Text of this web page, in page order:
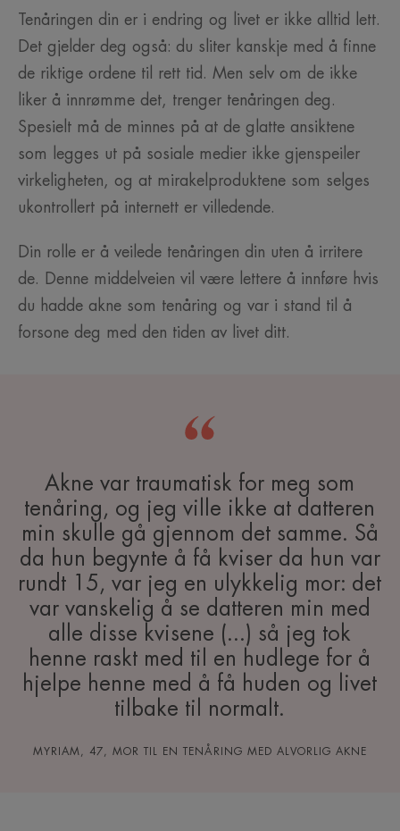
Tenåringen din er i endring og livet er ikke alltid lett.
Det gjelder deg også: du sliter kanskje med å finne
de riktige ordene til rett tid. Men selv om de ikke
liker å innrømme det, trenger tenåringen deg.
Spesielt må de minnes på at de glatte ansiktene
som legges ut på sosiale medier ikke gjenspeiler
virkeligheten, og at mirakelproduktene som selges
ukontrollert på internett er villedende.
Din rolle er å veilede tenåringen din uten å irritere
de. Denne middelveien vil være lettere å innføre hvis
du hadde akne som tenåring og var i stand til å
forsone deg med den tiden av livet ditt.
Akne var traumatisk for meg som
tenåring, og jeg ville ikke at datteren
min skulle gå gjennom det samme. Så
da hun begynte å få kviser da hun var
rundt 15, var jeg en ulykkelig mor: det
var vanskelig å se datteren min med
alle disse kvisene (...) så jeg tok
henne raskt med til en hudlege for å
hjelpe henne med å få huden og livet
tilbake til normalt.
MYRIAM, 47, MOR TIL EN TENÅRING MED ALVORLIG AKNE